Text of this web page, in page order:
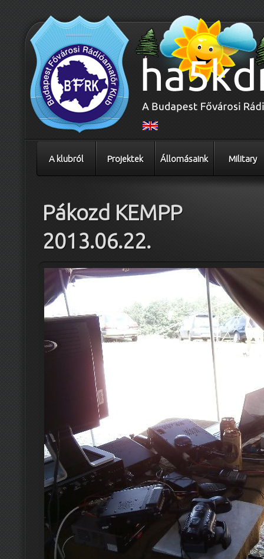
A klubról Projektek Állomásaink Military
Pákozd KEMPP
2013.06.22.